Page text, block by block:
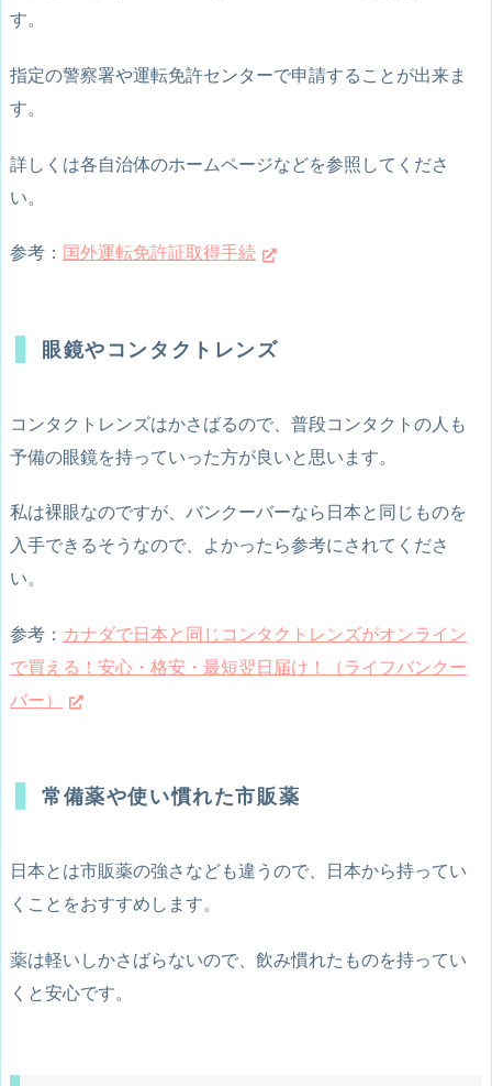
す。
指定の警察署や運転免許センターで申請することが出来ま
す。
詳しくは各自治体のホームページなどを参照してくださ
い。
参考： 国外運転免許証取得手続
眼鏡やコンタクトレンズ
コンタクトレンズはかさばるので、普段コンタクトの人も
予備の眼鏡を持っていった方が良いと思います。
私は裸眼なのですが、バンクーバーなら日本と同じものを
入手できるそうなので、よかったら参考にされてくださ
い。
参考： カナダで日本と同じコンタクトレンズがオンライン
で買える！安心・格安・最短翌日届け！（ライフバンクー
バー）
常備薬や使い慣れた市販薬
日本とは市販薬の強さなども違うので、日本から持ってい
くことをおすすめします。
薬は軽いしかさばらないので、飲み慣れたものを持ってい
くと安心です。